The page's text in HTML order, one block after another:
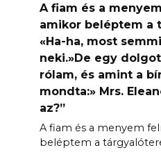
A fiam és a
amikor beléptem a
«Ha-ha, most
neki.»De egy
rólam, és amint a
mondta:» Mrs.
az?”
A fiam és a menyem
beléptem a